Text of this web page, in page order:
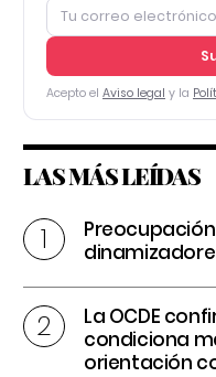
Acepto el Aviso legal y la
LAS MÁS LEÍDAS
Preocupación
La OCDE
condiciona
orientación